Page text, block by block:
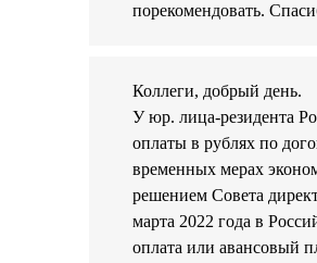
порекомендовать.
Коллеги, добрый день.
У юр. лица-резидента
оплаты в рублях по
временных мерах
решением Совета
марта 2022 года в
оплата или авансовый